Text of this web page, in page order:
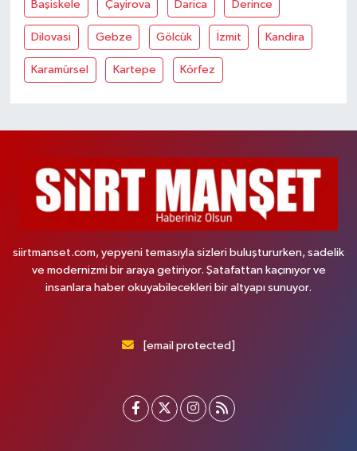
Başiskele Çayirova Darica Derince
Dilovasi Gebze Gölcük İzmit Kandira
Karamürsel Kartepe Körfez
siirtmanset.com, yepyeni temasıyla sizleri buluştururken, sadelik
ve modernizmi bir araya getiriyor. Şatafattan kaçınıyor ve
insanlara haber okuyabilecekleri bir altyapı sunuyor.
[email protected]